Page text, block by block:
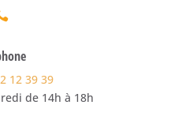
12 39 39
de 14h à 18h